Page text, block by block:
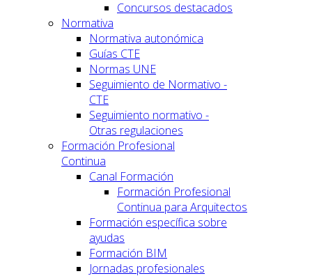
Concursos destacados
Normativa
Normativa autonómica
Guías CTE
Normas UNE
Seguimiento de Normativo -
CTE
Seguimiento normativo -
Otras regulaciones
Formación Profesional
Continua
Canal Formación
Formación Profesional
Continua para Arquitectos
Formación específica sobre
ayudas
Formación BIM
Jornadas profesionales